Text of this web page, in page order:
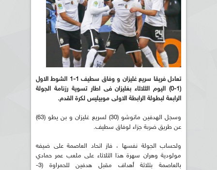
تعادل فريقا سريع غليزان و وفاق سطيف 1-1 الشوط الاول
(1-0) اليوم الثلاثاء بغليزان فى اطار تسوية رزنامة الجولة
الرابعة لبطولة الرابطة الاولى موبيليس لكرة القدم.
وسجل الهدفين مانوشو (30) لسريع غليزان و بن يطو (63)
عن طريق ضربة جزاء لوفاق سطيف.
ولحساب الجولة نفسها ، فاز اتحاد العاصمة على ضيفه
مولودية وهران سهرة هذا الثلاثاء على ملعب عمر حمادي
بالعاصمة بثلاثة أهداف مقبل هدفين للحمراوة (3-